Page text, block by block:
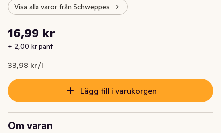
Visa alla varor från Schweppes
Nuvarande pris är: 16,99 kr
16,99 kr
+ 2,00 kr pant
33,98 kr /l
Styckpris: 33,98 kr /l
Lägg till i varukorgen
Om varan